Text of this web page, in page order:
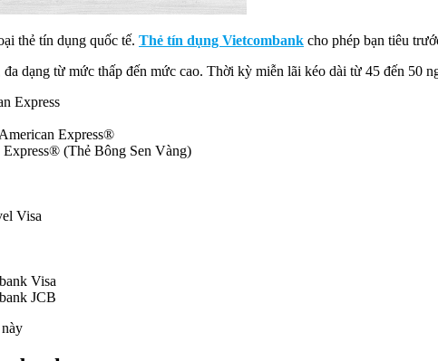
thẻ tín dụng quốc tế. Thẻ tín dụng Vietcombank cho phép bạn tiêu
dạng từ mức thấp đến mức cao. Thời kỳ miễn lãi kéo dài từ 45 đến 50
Express
Express®
(Thẻ Bông Sen Vàng)
Visa
Visa
JCB